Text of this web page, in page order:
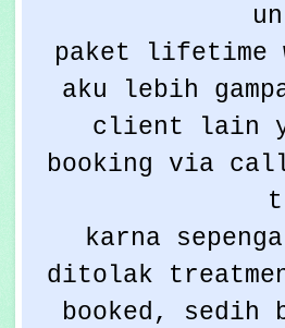
paket lifetime
aku lebih
client lain
booking via
karna
ditolak
booked, sedih